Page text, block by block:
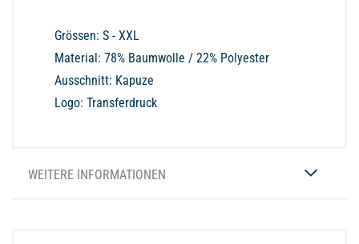
Grössen: S - XXL
Material: 78% Baumwolle / 22% Polyester
Ausschnitt: Kapuze
Logo: Transferdruck
WEITERE INFORMATIONEN